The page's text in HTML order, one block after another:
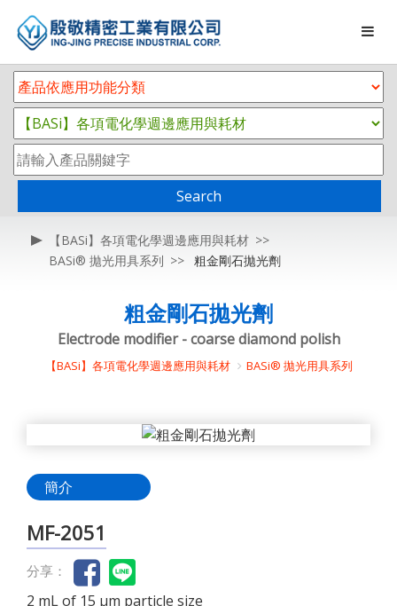
Search
【BASi】各項電化學週邊應用與耗材
BASi® 拋光用具系列
粗金剛石拋光劑
粗金剛石拋光劑
Electrode modifier - coarse diamond polish
【BASi】各項電化學週邊應用與耗材 BASi® 拋光用具系列
簡介
MF-2051
分享：
2 mL of 15 µm particle size